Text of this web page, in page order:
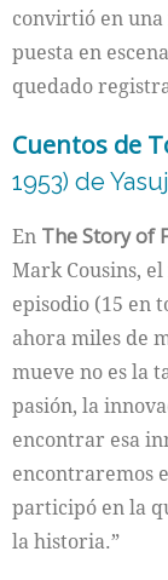
convirtió en
puesta en
quedado
Cuentos de
1953) de
En The Story of
Mark Cousins,
episodio (15 en
ahora miles de
mueve no es la
pasión, la
encontrar esa
encontraremos
participó en la
la historia.”